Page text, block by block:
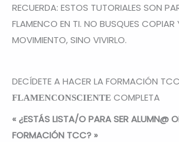
RECUERDA: ESTOS TUTORIALES SON
FLAMENCO EN TI. NO BUSQUES COPIAR
MOVIMIENTO, SINO VIVIRLO.
DECÍDETE A HACER LA FORMACIÓN
FLAMENCONSCIENTE COMPLETA
« ¿ESTÁS LISTA/O PARA SER ALUMN@
FORMACIÓN TCC? »